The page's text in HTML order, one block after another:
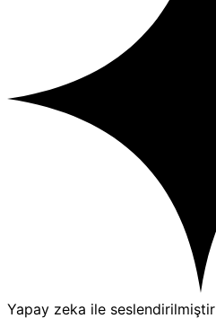
Yapay zeka ile seslendirilmiştir